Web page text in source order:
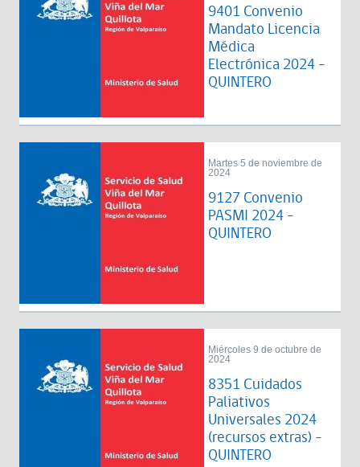
9401 Convenio
Mandato Licencia
Médica
Electrónica 2024 -
QUINTERO
Martes 5 de noviembre de
2024
9127 Convenio
PASMI 2024 -
QUINTERO
Miércoles 9 de octubre de
2024
8351 Cuidados
Paliativos
Universales 2024
(recursos extras) -
QUINTERO